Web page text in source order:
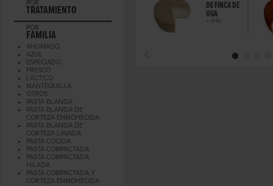
POR
TRATAMIENTO
POR
FAMILIA
AHUMADO
AZUL
ESPECIADO
FRESCO
LÁCTICO
MANTEQUILLA
OTROS
PASTA BLANDA
PASTA BLANDA DE
CORTEZA ENMOHECIDA
PASTA BLANDA DE
CORTEZA LAVADA
PASTA COCIDA
PASTA COMPACTADA
PASTA COMPACTADA
HILADA
PASTA COMPACTADA Y
CORTEZA ENMOHECIDA
DE FINCA DE
UGA
+ info